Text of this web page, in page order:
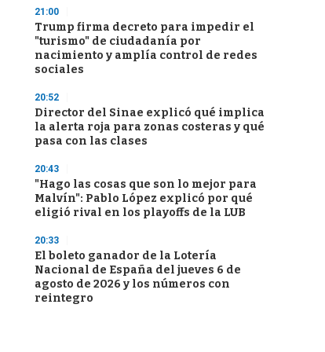
21:00
Trump firma decreto para impedir el
"turismo" de ciudadanía por
nacimiento y amplía control de redes
sociales
20:52
Director del Sinae explicó qué implica
la alerta roja para zonas costeras y qué
pasa con las clases
20:43
"Hago las cosas que son lo mejor para
Malvín": Pablo López explicó por qué
eligió rival en los playoffs de la LUB
20:33
El boleto ganador de la Lotería
Nacional de España del jueves 6 de
agosto de 2026 y los números con
reintegro